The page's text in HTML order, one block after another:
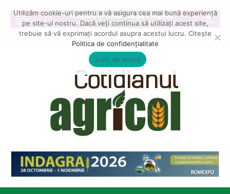
Utilizăm cookie-uri pentru a vă asigura cea mai bună experiență
pe site-ul nostru. Dacă veți continua să utilizați acest site,
trebuie să vă exprimați acordul asupra acestui lucru. Citește
Politica de confidențialitate
Sunt de acord